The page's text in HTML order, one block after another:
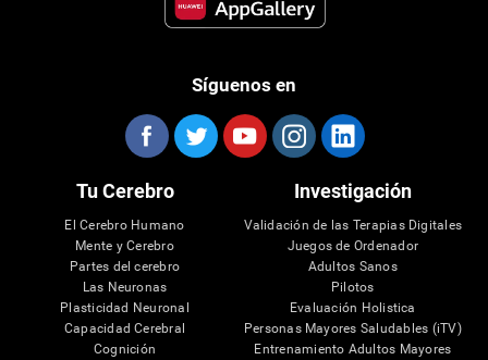
Síguenos en
Tu Cerebro
El Cerebro Humano
Mente y Cerebro
Partes del cerebro
Las Neuronas
Plasticidad Neuronal
Capacidad Cerebral
Cognición
Investigación
Validación de las Terapias Digitales
Juegos de Ordenador
Adultos Sanos
Pilotos
Evaluación Holistica
Personas Mayores Saludables (iTV)
Entrenamiento Adultos Mayores